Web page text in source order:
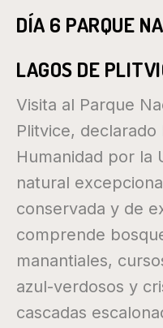
DÍA 6 PARQUE
LAGOS DE
Visita al Parque
Plitvice, declarado
Humanidad por la
natural
conservada y de
comprende
manantiales,
azul-verdosos y
cascadas